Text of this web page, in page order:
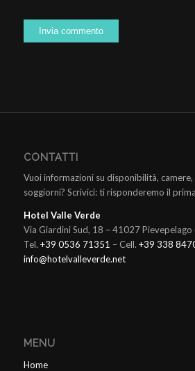
CONTATTI
Vuoi informazioni su disponibilità,
soggiorni? Scrivici: ti risponderemo il
Hotel Valle Verde
Via Giardini Sud, 18 – 41027 Pievepelago
Tel. +39 0536 71351 – Cell. +39 338
info@hotelvalleverde.net
MENU
Home